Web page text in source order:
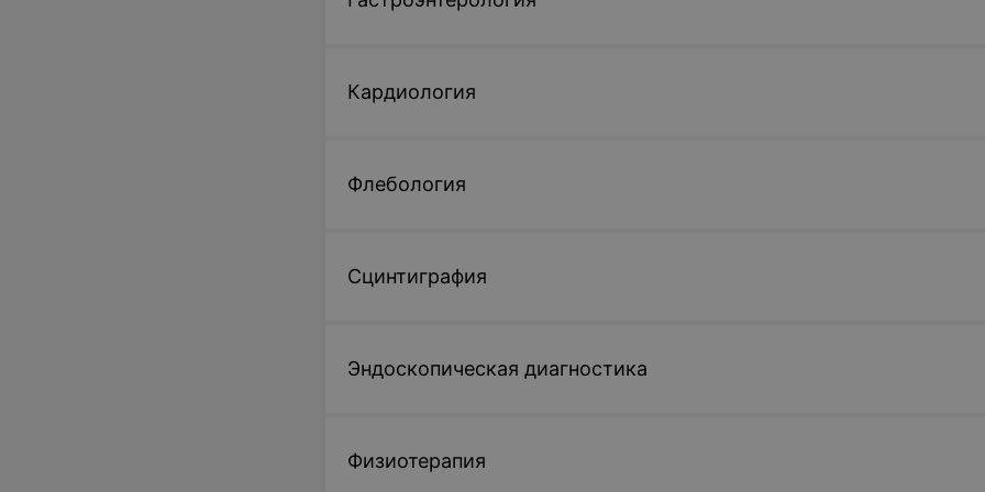
Кардиология
Флебология
Сцинтиграфия
Эндоскопическая диагностика
Физиотерапия